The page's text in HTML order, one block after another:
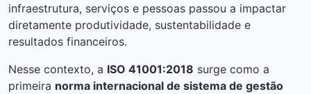
infraestrutura, serviços e pessoas passou a impactar
diretamente produtividade, sustentabilidade e
resultados financeiros.
Nesse contexto, a ISO 41001:2018 surge como a
primeira norma internacional de sistema de gestão